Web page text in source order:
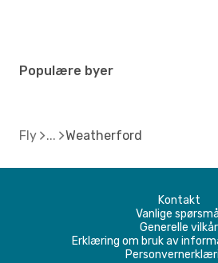
Populære byer
Fly Weatherford
Kontakt
Vanlige spørsmål
Generelle vilkår
Erklæring om bruk av